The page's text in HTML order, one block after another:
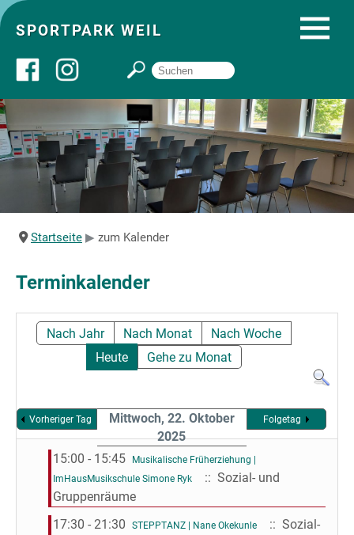
SPORTPARK WEIL
Über uns
Startseite
Angebote
Sportpark
Startseite zum Kalender
Terminkalender
Nach Jahr Nach Monat
Nach Woche
Heute
Gehe zu Monat
Vorheriger Tag
Mittwoch, 22. Oktober
2025
Folgetag
15:00 - 15:45
Musikalische Früherziehung |
ImHausMusikschule Simone Ryk
:: Sozial- und
Gruppenräume
17:30 - 21:30
STEPPTANZ | Nane Okekunle
:: Sozial-